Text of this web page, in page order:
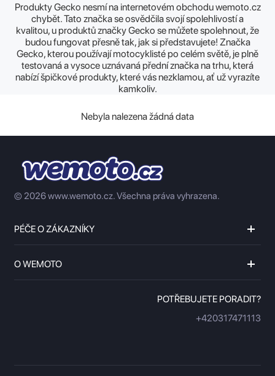
Produkty Gecko nesmí na internetovém obchodu wemoto.cz
chybět. Tato značka se osvědčila svojí spolehlivostí a
kvalitou, u produktů značky Gecko se můžete spolehnout, že
budou fungovat přesně tak, jak si představujete! Značka
Gecko, kterou používají motocyklisté po celém světě, je plně
testovaná a vysoce uznávaná přední značka na trhu, která
nabízí špičkové produkty, které vás nezklamou, ať už vyrazíte
kamkoliv.
Nebyla nalezena žádná data
© 2026 www.wemoto.cz.Všechna práva vyhrazena.
PÉČE O ZÁKAZNÍKY
O WEMOTO
POTŘEBUJETE PORADIT?
+420317471113